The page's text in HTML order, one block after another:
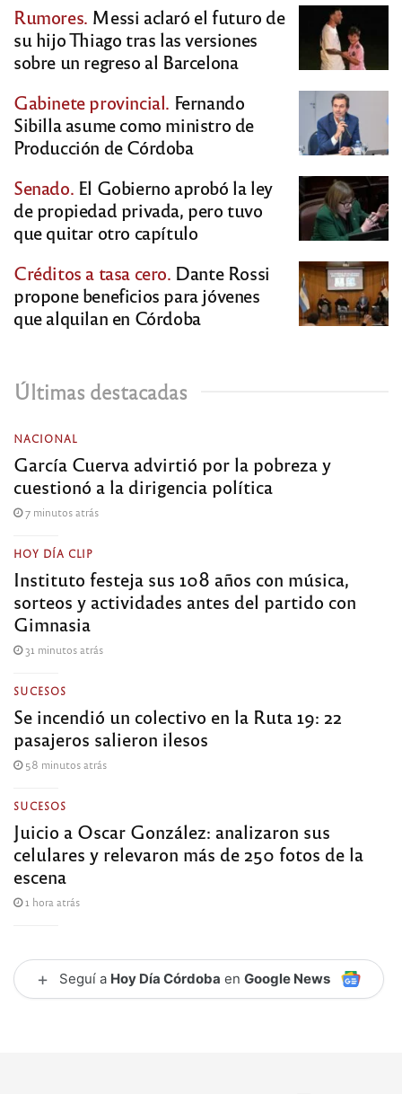
Rumores. Messi aclaró el futuro de
su hijo Thiago tras las versiones
sobre un regreso al Barcelona
Gabinete provincial. Fernando
Sibilla asume como ministro de
Producción de Córdoba
Senado. El Gobierno aprobó la ley
de propiedad privada, pero tuvo
que quitar otro capítulo
Créditos a tasa cero. Dante Rossi
propone beneficios para jóvenes
que alquilan en Córdoba
Últimas destacadas
NACIONAL
García Cuerva advirtió por la pobreza y
cuestionó a la dirigencia política
7 minutos atrás
HOY DÍA CLIP
Instituto festeja sus 108 años con música,
sorteos y actividades antes del partido con
Gimnasia
31 minutos atrás
SUCESOS
Se incendió un colectivo en la Ruta 19: 22
pasajeros salieron ilesos
58 minutos atrás
SUCESOS
Juicio a Oscar González: analizaron sus
celulares y relevaron más de 250 fotos de la
escena
1 hora atrás
+ Seguí a Hoy Día Córdoba en Google News